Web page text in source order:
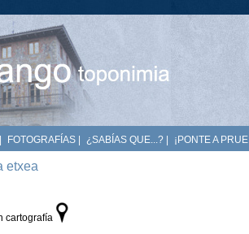
FOTOGRAFÍAS ¿SABÍAS QUE...? ¡PONTE A
etxea
cartografía